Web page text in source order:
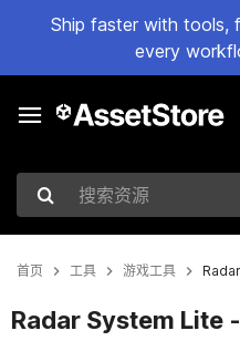
Ship faster with tools,
every
搜索资源
首页 工具 游戏工具
Radar System Lite